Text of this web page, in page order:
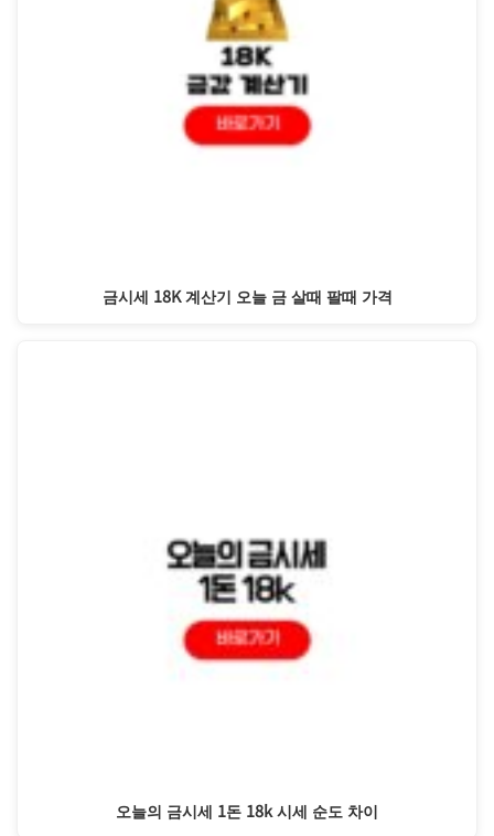
금시세 18K 계산기 오늘 금 살때 팔때 가격
오늘의 금시세 1돈 18k 시세 순도 차이